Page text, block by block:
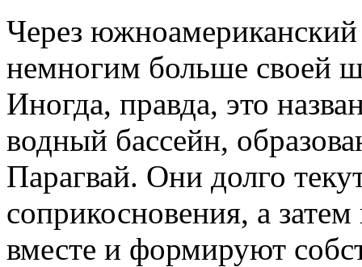
Через южноамериканский
немногим больше своей
Иногда, правда, это
водный бассейн,
Парагвай. Они долго
соприкосновения, а
вместе и формируют